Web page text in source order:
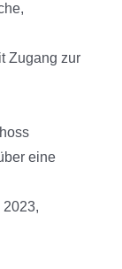
Zugang zur
eine
2023,